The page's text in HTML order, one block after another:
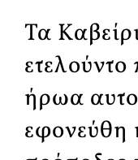
Τα
ήρωα
εφονεύθη